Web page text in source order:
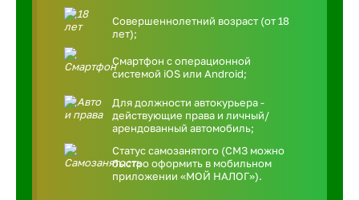
Совершеннолетний возраст (от 18
лет);
Смартфон с операционной
системой iOS или Android;
Для должности автокурьера -
действующие права и личный/
арендованный автомобиль;
Статус самозанятого (СМЗ можно
быстро оформить в мобильном
приложении «МОЙ НАЛОГ»).